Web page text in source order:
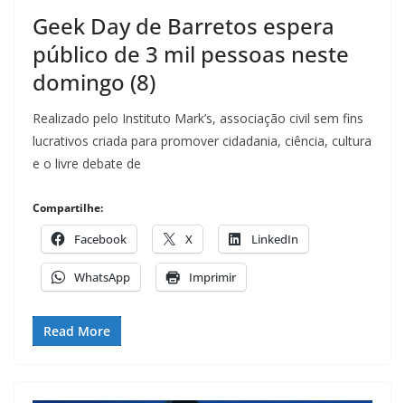
Geek Day de Barretos espera
público de 3 mil pessoas neste
domingo (8)
Realizado pelo Instituto Mark’s, associação civil sem fins
lucrativos criada para promover cidadania, ciência, cultura
e o livre debate de
Compartilhe:
Facebook X LinkedIn
WhatsApp Imprimir
Read More